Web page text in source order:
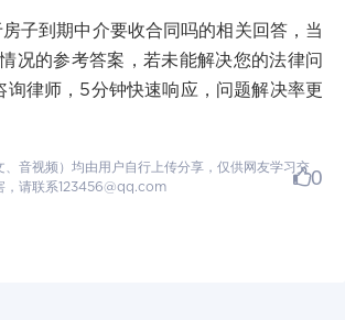
到期中介要收合同吗的相关回答，当
况的参考答案，若未能解决您的法律问
询律师，5分钟快速响应，问题解决率更
、音视频）均由用户自行上传分享，仅供网友学习交
，请联系123456@qq.com
0